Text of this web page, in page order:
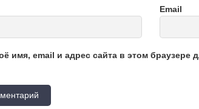
Email
имя, email и адрес сайта в этом